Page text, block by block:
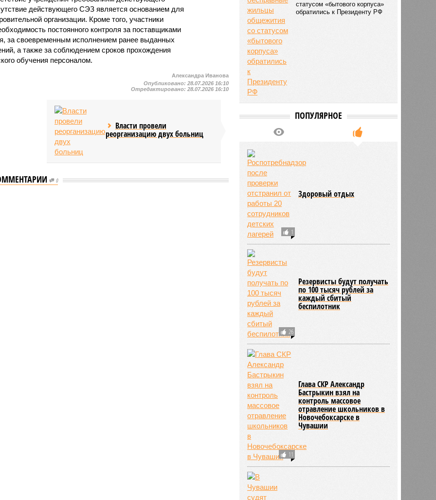
действующего СЭЗ является основанием для
организации. Кроме того, участники
постоянного контроля за поставщиками
за своевременным исполнением ранее выданных
а также за соблюдением сроков прохождения
обучения персоналом.
Александра Иванова
Опубликовано:28.07.2026 16:10
Отредактировано:28.07.2026 16:10
Власти провели
реорганизацию двух больниц
0
статусом «бытового корпуса»
обратились к Президенту РФ
ПОПУЛЯРНОЕ
1
Здоровый отдых
26
Резервисты будут получать
по 100 тысяч рублей за
каждый сбитый
беспилотник
11
Глава СКР Александр
Бастрыкин взял на
контроль массовое
отравление школьников в
Новочебоксарске в
Чувашии